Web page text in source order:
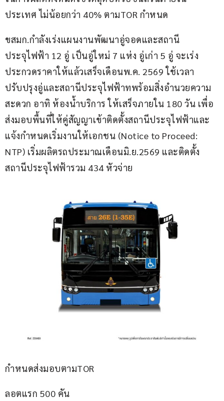
ประเทศ ไม่น้อยกว่า 40% ตามTOR กำหนด
ขสมก.กำลังเร่งแผนงานพัฒนาอู่จอดและสถานี
ประจุไฟฟ้า 12 อู่ เป็นอู่ใหม่ 7 แห่ง อู่เก่า 5 อู่ จะเร่ง
ประกวดราคาให้แล้วเสร็จเดือนพ.ค. 2569 ใช้เวลา
ปรับปรุงอู่และสถานีประจุไฟฟ้าทพร้อมสิ่งอำนวยความ
สะดวก อาทิ ห้องน้ำบริการ ให้เสร็จภายใน 180 วัน เพื่อ
ส่งมอบพื้นที่ให้คู่สัญญาเข้าติดตั้งสถานีประจุไฟฟ้าและ
แจ้งกำหนดเริ่มงานให้เอกชน (Notice to Proceed:
NTP) เริ่มผลิตรถประมาณเดือนมิ.ย.2569 และติดตั้ง
สถานีประจุไฟฟ้ารวม 434 หัวจ่าย
กำหนดส่งมอบตามTOR
ลอตแรก 500 คัน